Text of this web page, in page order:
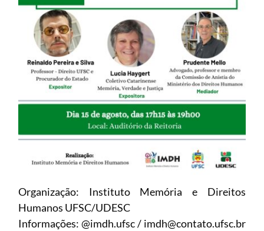
Organização: Instituto Memória e Direitos
Humanos UFSC/UDESC
Informações: @imdh.ufsc / imdh@contato.ufsc.br